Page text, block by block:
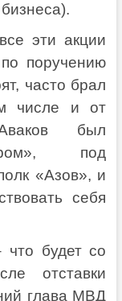
эти акции
поручению
часто брал
числе и от
был
под
«Азов», и
себя
что будет со
отставки
глава МВД